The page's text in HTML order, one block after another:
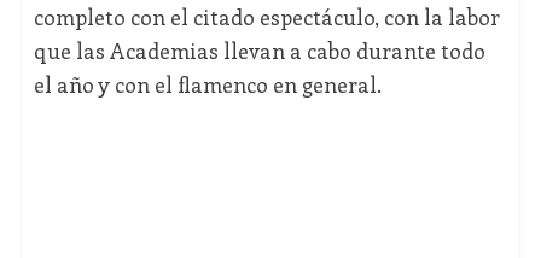
completo con el citado espectáculo, con la labor
que las Academias llevan a cabo durante todo
el año y con el flamenco en general.